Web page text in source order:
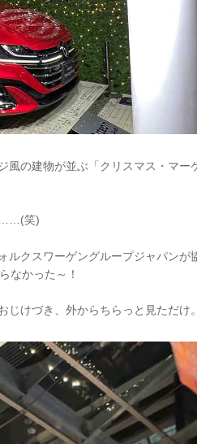
の建物が並ぶ「クリスマス・マー
……(笑)
ルクスワーゲングループジャパンが
なかった～！
けづき、外からちらっと見ただけ。